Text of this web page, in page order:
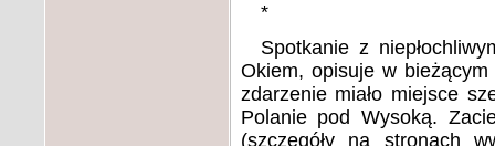
*
Spotkanie z
Okiem, opisuje w
zdarzenie miało miejsce
Polanie pod Wysoką.
(szczegóły na stronach